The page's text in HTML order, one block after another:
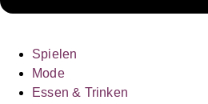
Spielen
Mode
Essen & Trinken